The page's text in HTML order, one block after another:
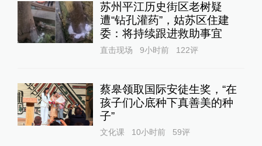
苏州平江历史街区老树疑
遭“钻孔灌药”，姑苏区住建
委：将持续跟进救助事宜
直击现场 9小时前 122评
蔡皋领取国际安徒生奖，“在
孩子们心底种下真善美的种
子”
文化课 10小时前 59评